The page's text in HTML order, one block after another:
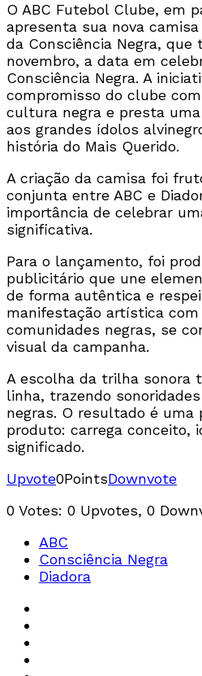
O ABC Futebol Clube, em
apresenta sua nova
da Consciência Negra, que
novembro, a data em
Consciência Negra. A
compromisso do clube
cultura negra e presta
aos grandes ídolos
história do Mais Querido.
A criação da camisa foi
conjunta entre ABC e
importância de celebrar
significativa.
Para o lançamento, foi
publicitário que une
de forma autêntica e
manifestação artística
comunidades negras, se
visual da campanha.
A escolha da trilha sonora
linha, trazendo
negras. O resultado é uma
produto: carrega conceito,
significado.
Upvote0PointsDownvote
0 Votes: 0 Upvotes, 0
ABC
Consciência Negra
Diadora